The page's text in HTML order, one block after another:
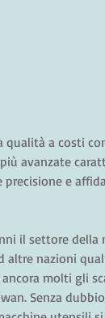
qualità a costi
avanzate
e
il settore della
altre nazioni
ancora molti gli
Senza